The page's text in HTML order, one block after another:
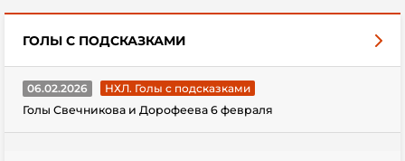
ГОЛЫ С ПОДСКАЗКАМИ
06.02.2026
НХЛ. Голы с подсказками
Голы Свечникова и Дорофеева 6 февраля